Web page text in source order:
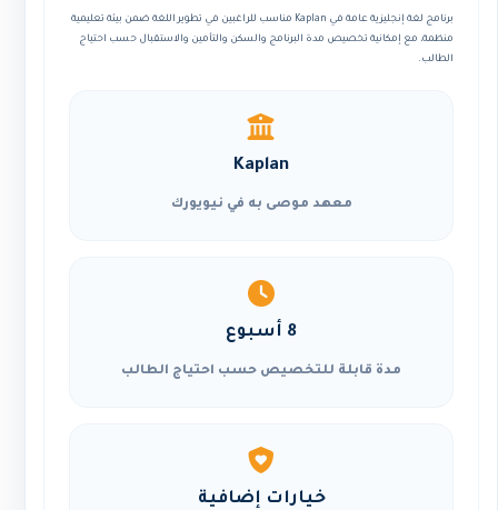
برنامج لغة إنجليزية عامة في Kaplan مناسب للراغبين في تطوير اللغة ضمن بيئة تعليمية
منظمة، مع إمكانية تخصيص مدة البرنامج والسكن والتأمين والاستقبال حسب احتياج
الطالب.
Kaplan
معهد موصى به في نيويورك
8 أسبوع
مدة قابلة للتخصيص حسب احتياج الطالب
خيارات إضافية